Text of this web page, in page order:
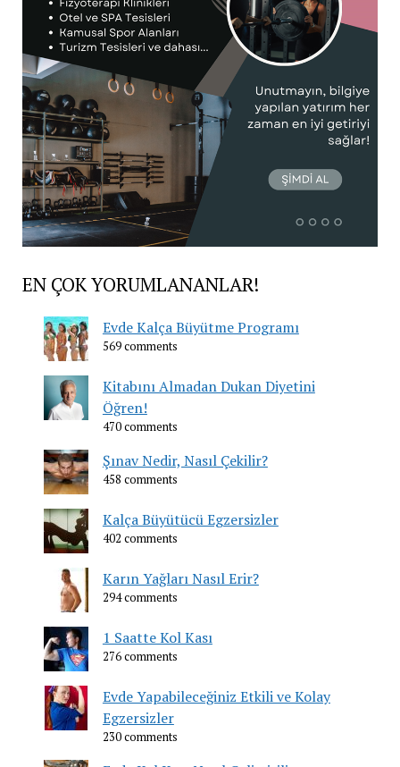
EN ÇOK YORUMLANANLAR!
Evde Kalça Büyütme Programı
569 comments
Kitabını Almadan Dukan Diyetini
Öğren!
470 comments
Şınav Nedir, Nasıl Çekilir?
458 comments
Kalça Büyütücü Egzersizler
402 comments
Karın Yağları Nasıl Erir?
294 comments
1 Saatte Kol Kası
276 comments
Evde Yapabileceğiniz Etkili ve Kolay
Egzersizler
230 comments